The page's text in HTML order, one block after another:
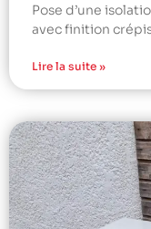
Pose d’une
avec finition
Lire la suite »